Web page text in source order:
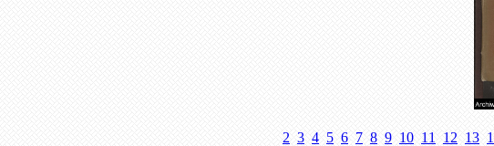
2 3 4 5 6 7 8 9 10 11 12 13